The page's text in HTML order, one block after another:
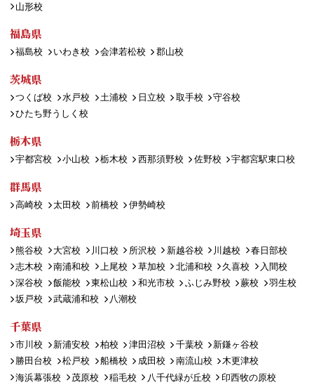
山形校
福島県
福島校 いわき校 会津若松校 郡山校
茨城県
つくば校 水戸校 土浦校 日立校 取手校
守谷校
ひたち野うしく校
栃木県
宇都宮校 小山校 栃木校 西那須野校 佐野校 宇都宮駅東口校
群馬県
高崎校 太田校 前橋校 伊勢崎校
埼玉県
熊谷校 大宮校 川口校 所沢校 新越谷校 川越校
春日部校
志木校
南浦和校 上尾校 草加校 北浦和校 久喜校
入間校
深谷校
飯能校 東松山校 和光市校 ふじみ野校 蕨校
羽生校
坂戸校
武蔵浦和校 八潮校
千葉県
市川校 新浦安校 柏校 津田沼校 千葉校
新鎌ヶ谷校
勝田台校
松戸校 船橋校 成田校 南流山校
木更津校
海浜幕張校
茂原校 稲毛校 八千代緑が丘校
印西牧の原校